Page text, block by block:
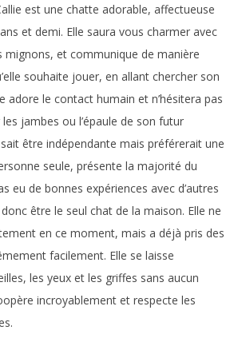
est une chatte adorable, affectueuse
et demi. Elle saura vous charmer avec
mignons, et communique de manière
souhaite jouer, en allant chercher son
adore le contact humain et n’hésitera pas
jambes ou l’épaule de son futur
être indépendante mais préférerait une
seule, présente la majorité du
eu de bonnes expériences avec d’autres
être le seul chat de la maison. Elle ne
en ce moment, mais a déjà pris des
facilement. Elle se laisse
les yeux et les griffes sans aucun
incroyablement et respecte les